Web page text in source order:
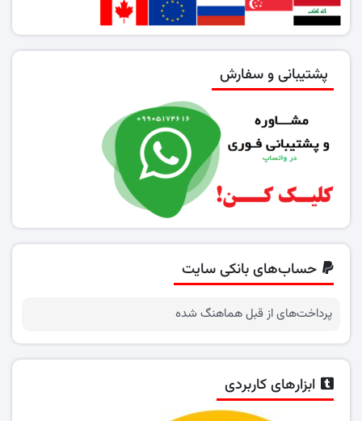
پشتیبانی و سفارش
حساب‌های بانکی سایت
پرداخت‌های از قبل هماهنگ شده
ابزارهای کاربردی